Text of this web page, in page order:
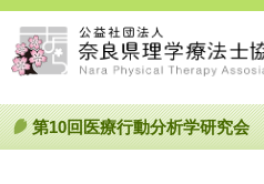
第10回医療行動分析学研究会